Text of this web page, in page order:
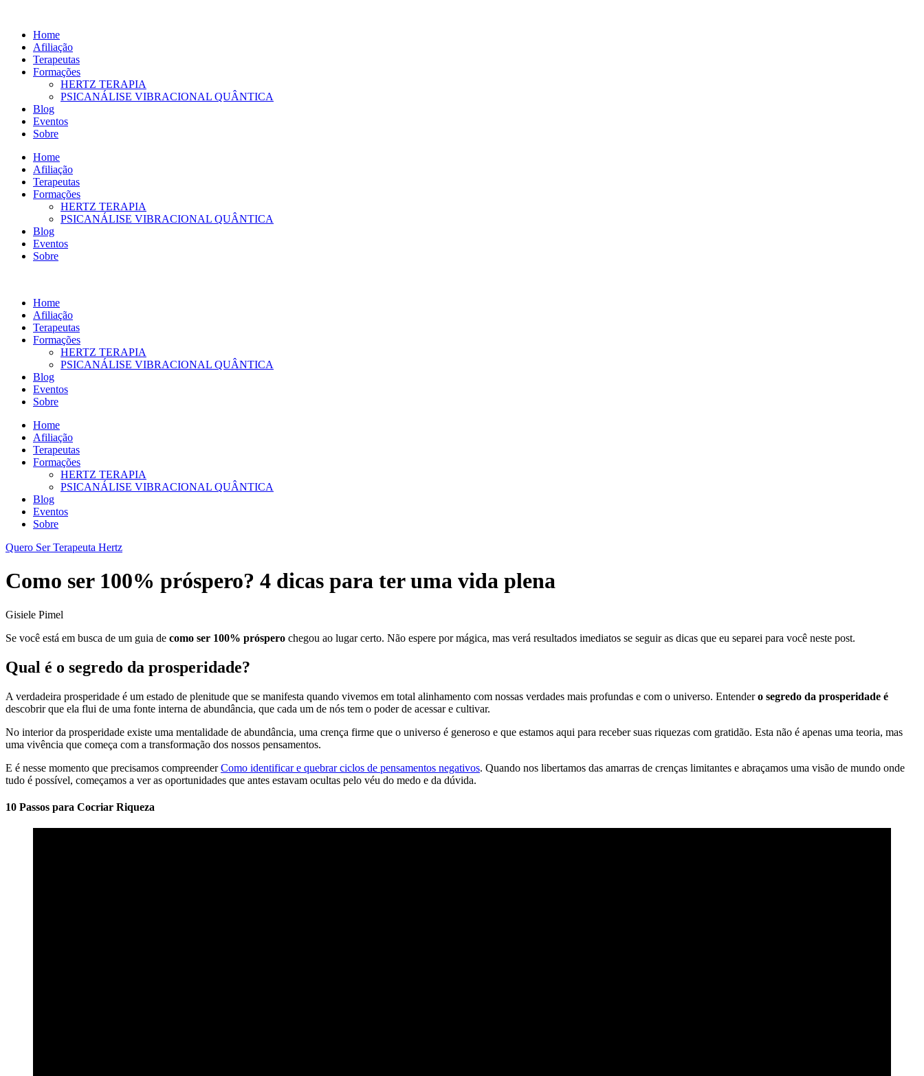
conteúdo
Home
Afiliação
Terapeutas
Formações
HERTZ TERAPIA
PSICANÁLISE VIBRACIONAL QUÂNTICA
Blog
Eventos
Sobre
Home
Afiliação
Terapeutas
Formações
HERTZ TERAPIA
PSICANÁLISE VIBRACIONAL QUÂNTICA
Blog
Eventos
Sobre
Home
Afiliação
Terapeutas
Formações
HERTZ TERAPIA
PSICANÁLISE VIBRACIONAL QUÂNTICA
Blog
Eventos
Sobre
Home
Afiliação
Terapeutas
Formações
HERTZ TERAPIA
PSICANÁLISE VIBRACIONAL QUÂNTICA
Blog
Eventos
Sobre
Quero Ser Terapeuta Hertz
Como ser 100% próspero? 4 dicas para ter uma vida plena
Gisiele Pimel
Se você está em busca de um guia de como ser 100% próspero chegou ao lugar certo. Não espere por mágica, mas verá resultados imediatos se seguir as dicas que eu separei para você neste post.
Qual é o segredo da prosperidade?
A verdadeira prosperidade é um estado de plenitude que se manifesta quando vivemos em total alinhamento com nossas verdades mais profundas e com o universo. Entendero segredo da prosperidade é
descobrir que ela flui de uma fonte interna de abundância, que cada um de nós tem o poder de acessar e cultivar.
No interior da prosperidade existe uma mentalidade de abundância, uma crença firme que o universo é generoso e que estamos aqui para receber suas riquezas com gratidão. Esta não é apenas uma teoria, mas
uma vivência que começa com a transformação dos nossos pensamentos.
E é nesse momento que precisamos compreenderComo identificar e quebrar ciclos de pensamentos negativos. Quando nos libertamos das amarras de crenças limitantes e abraçamos uma visão de mundo onde
tudo é possível, começamos a ver as oportunidades que antes estavam ocultas pelo véu do medo e da dúvida.
10 Passos para Cocriar Riqueza